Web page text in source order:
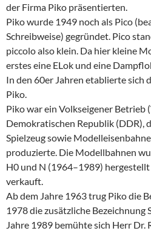
der Firma Piko präsentierten.
Piko wurde 1949 noch als Pico
Schreibweise) gegründet. Pico
piccolo also klein. Da hier kleine
erstes eine ELok und eine
In den 60er Jahren etablierte sich
Piko.
Piko war ein Volkseigener Betrieb
Demokratischen Republik (DDR),
Spielzeug sowie
produzierte. Die Modellbahnen
H0 und N (1964–1989)
verkauft.
Ab dem Jahre 1963 trug Piko die
1978 die zusätzliche Bezeichnung
Jahre 1989 bemühte sich Herr Dr.